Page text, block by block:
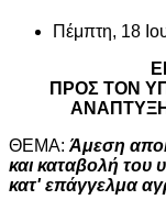
Πέμπτη, 18
ΠΡΟΣ ΤΟΝ
ΘΕΜΑ: Άμεση
και καταβολή του
κατ' επάγγελμα